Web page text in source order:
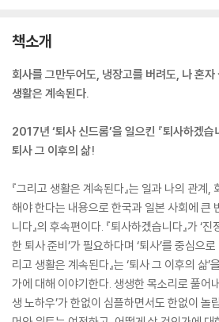
책소개
회사를 그만두어도, 냉장고를 버려도, 나 혼자
생활은 계속된다.
2017년 ‘퇴사 신드롬’을 일으킨 『퇴사하겠습
퇴사 그 이후의 삶!
『그리고 생활은 계속된다』는 일과 나의 관계
해야 한다는 내용으로 한국과 일본 사회에 큰
니다』의 후속편이다. 『퇴사하겠습니다』가 ‘
한 퇴사 준비’가 필요하다며 ‘퇴사’를 중심으
리고 생활은 계속된다』는 ‘퇴사 그 이후의 삶
가에 대해 이야기한다. 생생한 목소리로 풀어
생 노하우’가 한없이 심플하면서도 한없이 놀